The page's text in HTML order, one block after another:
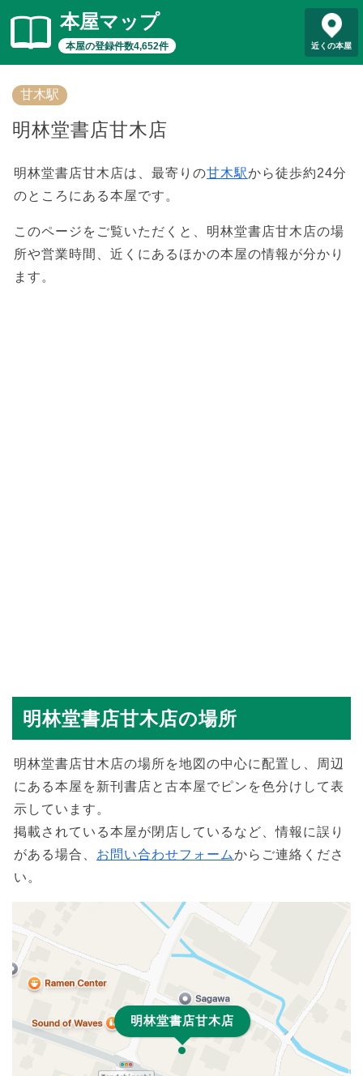
本屋マップ
本屋の登録件数4,652件 近くの本屋
甘木駅
明林堂書店甘木店
明林堂書店甘木店は、最寄りの甘木駅から徒歩約24分
のところにある本屋です。
このページをご覧いただくと、明林堂書店甘木店の場
所や営業時間、近くにあるほかの本屋の情報が分かり
ます。
明林堂書店甘木店の場所
明林堂書店甘木店の場所を地図の中心に配置し、周辺
にある本屋を新刊書店と古本屋でピンを色分けして表
示しています。
掲載されている本屋が閉店しているなど、情報に誤り
がある場合、 お問い合わせフォームからご連絡くださ
い。
明林堂書店甘木店